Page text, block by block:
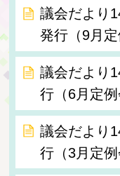
議会だより
発行（9月定
議会だより
行（6月定例
議会だより
行（3月定例